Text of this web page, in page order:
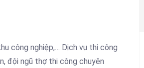
công nghiệp,… Dịch vụ thi công
đội ngũ thợ thi công chuyên